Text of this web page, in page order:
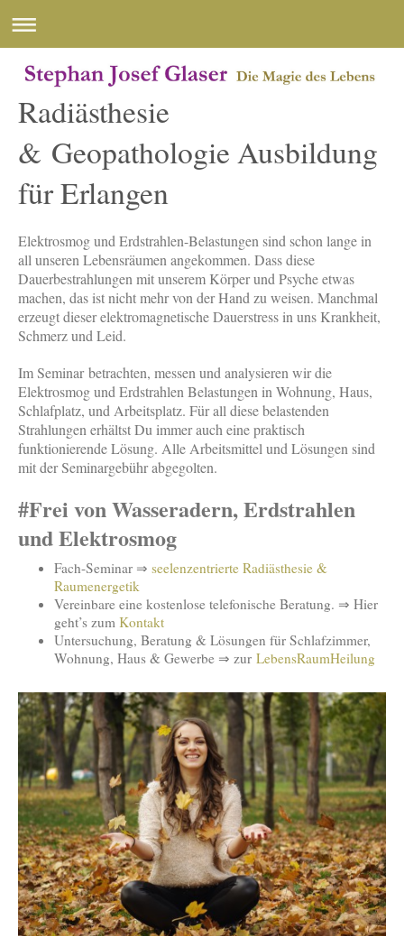
Radiästhesie
& Geopathologie Ausbildung
für Erlangen
Elektrosmog und Erdstrahlen-Belastungen sind schon lange in
all unseren Lebensräumen angekommen. Dass diese
Dauerbestrahlungen mit unserem Körper und Psyche etwas
machen, das ist nicht mehr von der Hand zu weisen. Manchmal
erzeugt dieser elektromagnetische Dauerstress in uns Krankheit,
Schmerz und Leid.
Im Seminar betrachten, messen und analysieren wir die
Elektrosmog und Erdstrahlen Belastungen in Wohnung, Haus,
Schlafplatz, und Arbeitsplatz. Für all diese belastenden
Strahlungen erhältst Du immer auch eine praktisch
funktionierende Lösung. Alle Arbeitsmittel und Lösungen sind
mit der Seminargebühr abgegolten.
#Frei von Wasseradern, Erdstrahlen
und Elektrosmog
Fach-Seminar ⇒ seelenzentrierte Radiästhesie &
Raumenergetik
Vereinbare eine kostenlose telefonische Beratung. ⇒ Hier
geht’s zum Kontakt
Untersuchung, Beratung & Lösungen für Schlafzimmer,
Wohnung, Haus & Gewerbe ⇒ zur LebensRaumHeilung